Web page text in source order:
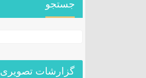
جستجو
گزارشات تصویری